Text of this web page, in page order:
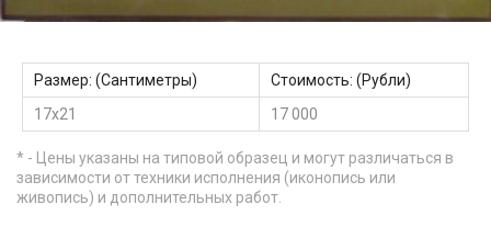
Размер: (Сантиметры)
Стоимость: (Рубли)
17х21
17 000
* - Цены указаны на типовой образец и могут различаться в
зависимости от техники исполнения (иконопись или
живопись) и дополнительных работ.